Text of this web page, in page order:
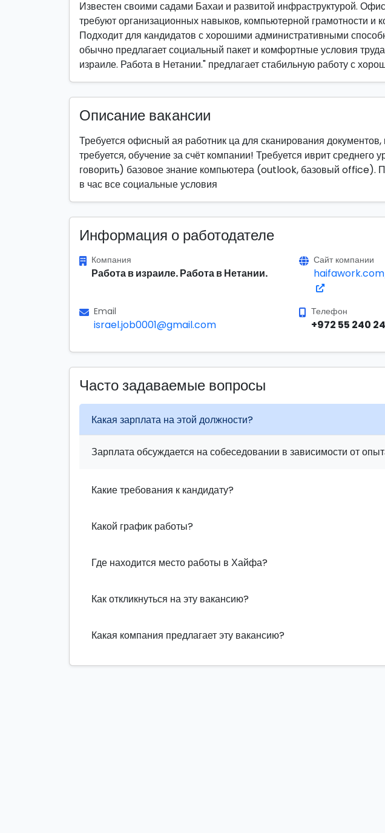
Известен своими садами Бахаи и развитой инфраструктурой.
требуют организационных навыков, компьютерной грамотности и
Подходит для кандидатов с хорошими административными
обычно предлагает социальный пакет и комфортные условия
израиле. Работа в Нетании." предлагает стабильную работу с
Описание вакансии
Требуется офисный ая работник ца для сканирования
требуется, обучение за счёт компании! Требуется иврит среднего
говорить) базовое знание компьютера (outlook, базовый office).
в час все социальные условия
Информация о работодателе
Компания
Работа в израиле. Работа в Нетании.
Сайт компании
Email
israel.job0001@gmail.com
Телефон
+972 55 240
Часто задаваемые вопросы
Какая зарплата на этой должности?
Зарплата обсуждается на собеседовании в зависимости от
Какие требования к кандидату?
Какой график работы?
Где находится место работы в Хайфа?
Как откликнуться на эту вакансию?
Какая компания предлагает эту вакансию?